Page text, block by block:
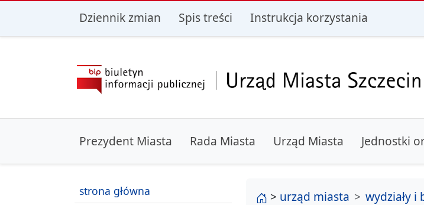
przejdź do głównego menu przejdź do treści
Dziennik zmian Spis treści Instrukcja korzystania
Prezydent Miasta Rada Miasta Urząd Miasta Jednostki
strona główna
strona główna
> urząd miasta wydziały i